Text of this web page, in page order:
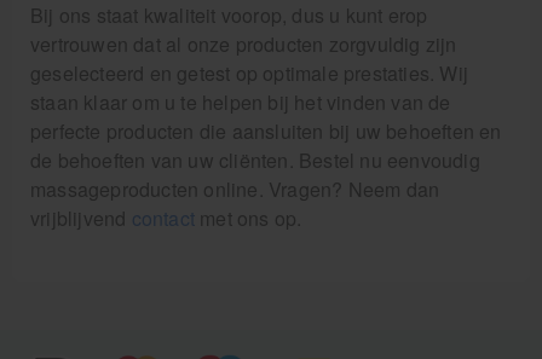
Bij ons staat kwaliteit voorop, dus u kunt erop
vertrouwen dat al onze producten zorgvuldig zijn
geselecteerd en getest op optimale prestaties. Wij
staan klaar om u te helpen bij het vinden van de
perfecte producten die aansluiten bij uw behoeften en
de behoeften van uw cliënten. Bestel nu eenvoudig
massageproducten online. Vragen? Neem dan
vrijblijvend contact met ons op.